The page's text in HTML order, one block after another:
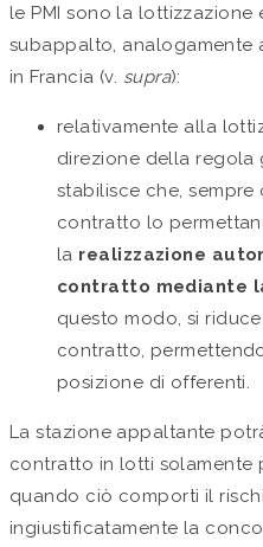
le PMI sono la lottizzazione
subappalto, analogamente
in Francia (v. supra):
relativamente alla
direzione della regola
stabilisce che,
contratto lo
la realizzazione
contratto mediante
questo modo, si
contratto,
posizione di offerenti.
La stazione appaltante
contratto in lotti solamente
quando ciò comporti il
ingiustificatamente la